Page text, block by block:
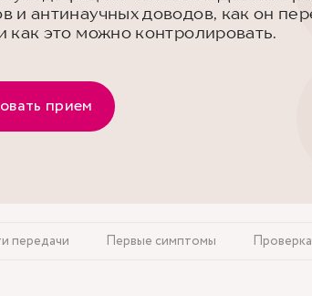
и антинаучных доводов, как он
как это можно контролировать.
прием
передачи Первые симптомы Проверка